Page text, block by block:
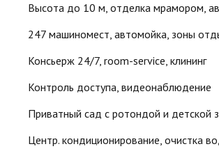
Высота до 10 м, отделка мрамором,
247 машиномест, автомойка, зоны
Консьерж 24/7, room-service, клининг
Контроль доступа, видеонаблюдение
Приватный сад с ротондой и детской
Центр. кондиционирование, очистка